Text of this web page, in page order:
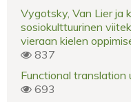
Vygotsky, Van Lier ja
sosiokulttuurinen
vieraan kielen
837
Functional translation
693